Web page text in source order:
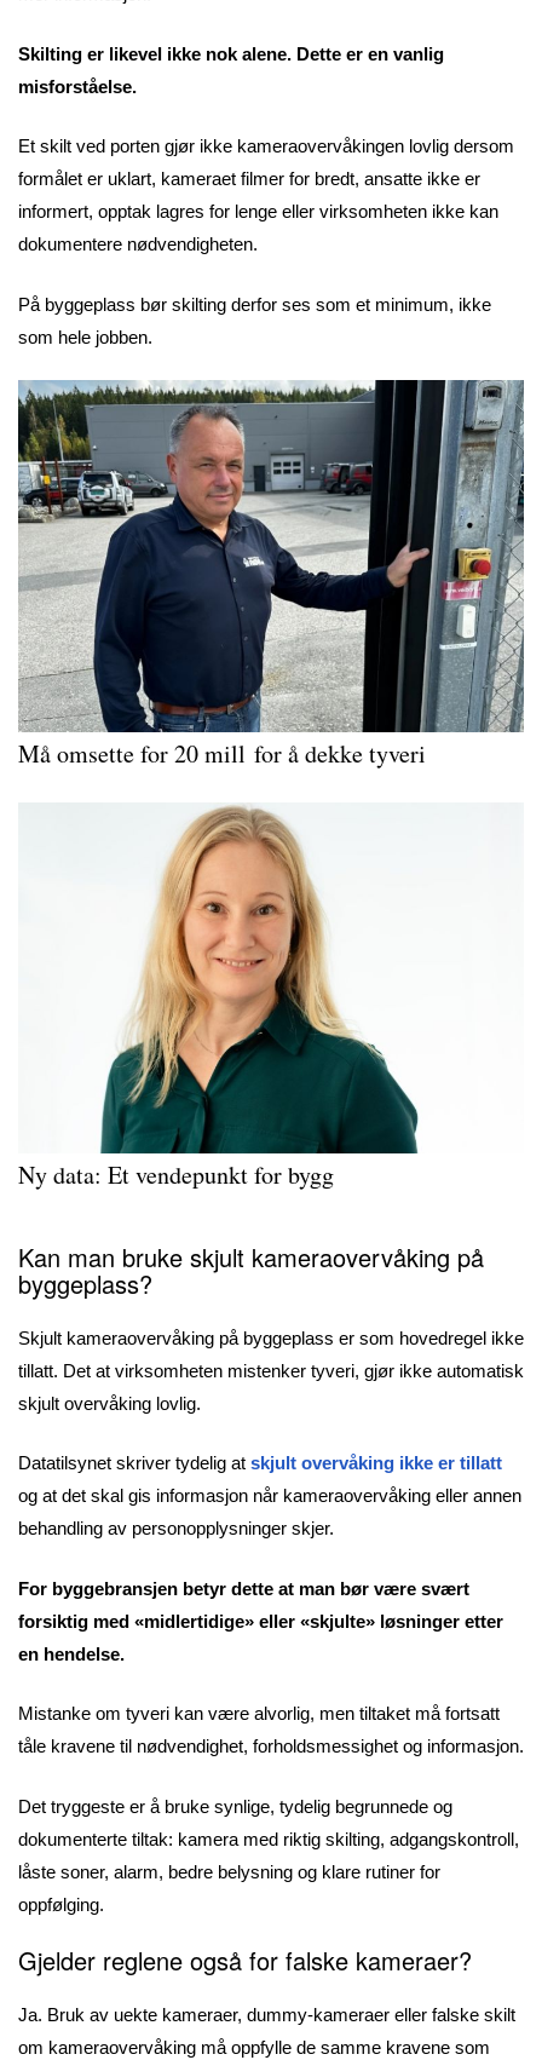
Skilting er likevel ikke nok alene. Dette er en vanlig
misforståelse.
Et skilt ved porten gjør ikke kameraovervåkingen lovlig dersom
formålet er uklart, kameraet filmer for bredt, ansatte ikke er
informert, opptak lagres for lenge eller virksomheten ikke kan
dokumentere nødvendigheten.
På byggeplass bør skilting derfor ses som et minimum, ikke
som hele jobben.
Må omsette for 20 mill for å dekke tyveri
Ny data: Et vendepunkt for bygg
Kan man bruke skjult kameraovervåking på
byggeplass?
Skjult kameraovervåking på byggeplass er som hovedregel ikke
tillatt. Det at virksomheten mistenker tyveri, gjør ikke automatisk
skjult overvåking lovlig.
Datatilsynet skriver tydelig at skjult overvåking ikke er tillatt
og at det skal gis informasjon når kameraovervåking eller annen
behandling av personopplysninger skjer.
For byggebransjen betyr dette at man bør være svært
forsiktig med «midlertidige» eller «skjulte» løsninger etter
en hendelse.
Mistanke om tyveri kan være alvorlig, men tiltaket må fortsatt
tåle kravene til nødvendighet, forholdsmessighet og informasjon.
Det tryggeste er å bruke synlige, tydelig begrunnede og
dokumenterte tiltak: kamera med riktig skilting, adgangskontroll,
låste soner, alarm, bedre belysning og klare rutiner for
oppfølging.
Gjelder reglene også for falske kameraer?
Ja. Bruk av uekte kameraer, dummy-kameraer eller falske skilt
om kameraovervåking må oppfylle de samme kravene som